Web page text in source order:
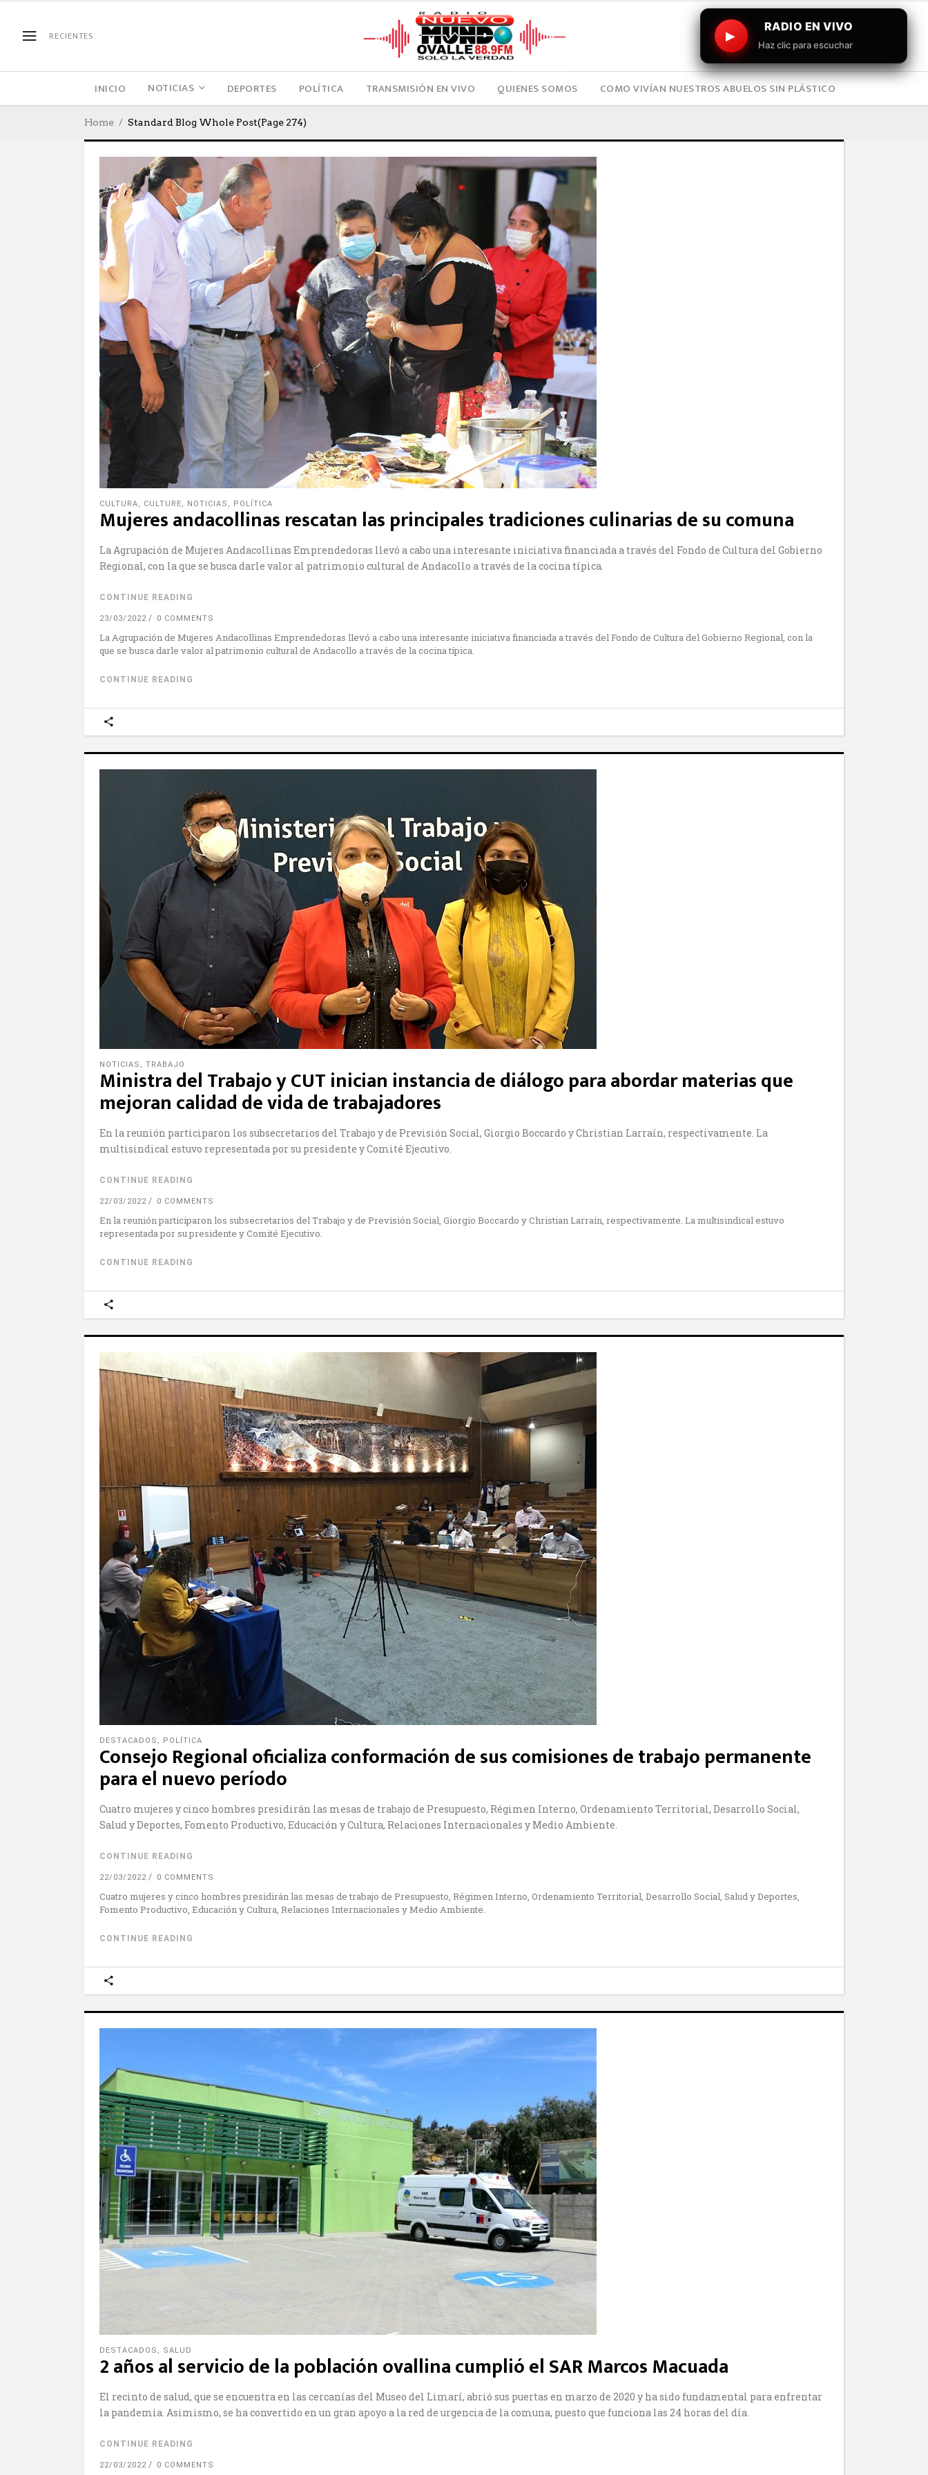
RECIENTES ▶
RADIO EN VIVO
Haz clic para escuchar
INICIO NOTICIAS DEPORTES POLÍTICA TRANSMISIÓN EN VIVO QUIENES SOMOS COMO VIVÍAN NUESTROS ABUELOS SIN PLÁSTICO
Home Standard Blog Whole Post(Page 274)
CULTURA, CULTURE, NOTICIAS , POLÍTICA
Mujeres andacollinas rescatan las principales tradiciones culinarias de su comuna
La Agrupación de Mujeres Andacollinas Emprendedoras llevó a cabo una interesante iniciativa financiada a través del Fondo de Cultura del Gobierno
Regional, con la que se busca darle valor al patrimonio cultural de Andacollo a través de la cocina típica.
CONTINUE READING
23/03/2022 0 COMMENTS
La Agrupación de Mujeres Andacollinas Emprendedoras llevó a cabo una interesante iniciativa financiada a través del Fondo de Cultura del Gobierno Regional, con la
que se busca darle valor al patrimonio cultural de Andacollo a través de la cocina típica.
CONTINUE READING
NOTICIAS , TRABAJO
Ministra del Trabajo y CUT inician instancia de diálogo para abordar materias que
mejoran calidad de vida de trabajadores
En la reunión participaron los subsecretarios del Trabajo y de Previsión Social, Giorgio Boccardo y Christian Larraín, respectivamente. La
multisindical estuvo representada por su presidente y Comité Ejecutivo.
CONTINUE READING
22/03/2022 0 COMMENTS
En la reunión participaron los subsecretarios del Trabajo y de Previsión Social, Giorgio Boccardo y Christian Larraín, respectivamente. La multisindical estuvo
representada por su presidente y Comité Ejecutivo.
CONTINUE READING
DESTACADOS , POLÍTICA
Consejo Regional oficializa conformación de sus comisiones de trabajo permanente
para el nuevo período
Cuatro mujeres y cinco hombres presidirán las mesas de trabajo de Presupuesto, Régimen Interno, Ordenamiento Territorial, Desarrollo Social,
Salud y Deportes, Fomento Productivo, Educación y Cultura, Relaciones Internacionales y Medio Ambiente.
CONTINUE READING
22/03/2022 0 COMMENTS
Cuatro mujeres y cinco hombres presidirán las mesas de trabajo de Presupuesto, Régimen Interno, Ordenamiento Territorial, Desarrollo Social, Salud y Deportes,
Fomento Productivo, Educación y Cultura, Relaciones Internacionales y Medio Ambiente.
CONTINUE READING
DESTACADOS , SALUD
2 años al servicio de la población ovallina cumplió el SAR Marcos Macuada
El recinto de salud, que se encuentra en las cercanías del Museo del Limarí, abrió sus puertas en marzo de 2020 y ha sido fundamental para enfrentar
la pandemia. Asimismo, se ha convertido en un gran apoyo a la red de urgencia de la comuna, puesto que funciona las 24 horas del día.
CONTINUE READING
22/03/2022 0 COMMENTS